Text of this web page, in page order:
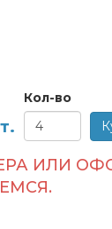
Кол-во
ИЛИ